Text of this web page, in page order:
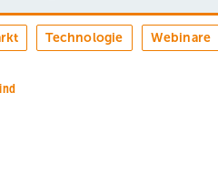
Technologie Webinare